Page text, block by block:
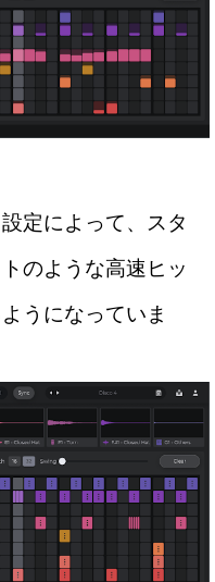
定によって、スタ
のような高速ヒッ
うになっていま